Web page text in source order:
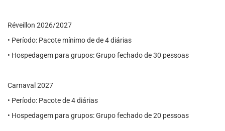
Réveillon 2026/2027
• Período: Pacote mínimo de de 4 diárias
• Hospedagem para grupos: Grupo fechado de 30 pessoas
Carnaval 2027
• Período: Pacote de 4 diárias
• Hospedagem para grupos: Grupo fechado de 20 pessoas